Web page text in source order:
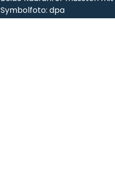
Symbolfoto: dpa